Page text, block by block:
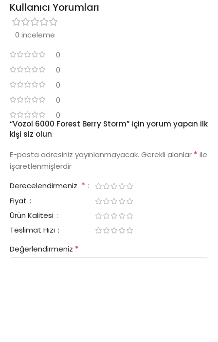
Kullanıcı Yorumları
0 inceleme
0
0
0
0
0
“Vozol 6000 Forest Berry Storm” için yorum yapan ilk
kişi siz olun
E-posta adresiniz yayınlanmayacak. Gerekli alanlar * ile
işaretlenmişlerdir
Derecelendirmeniz *
Fiyat
Ürün Kalitesi
Teslimat Hızı
Değerlendirmeniz *